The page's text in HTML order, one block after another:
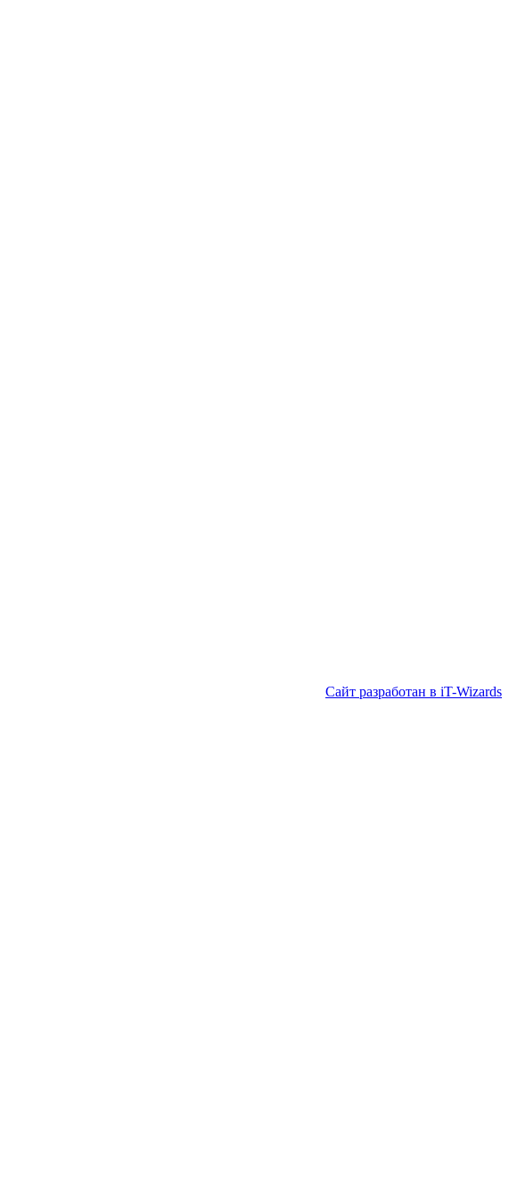
Сайт разработан в iT-Wizards